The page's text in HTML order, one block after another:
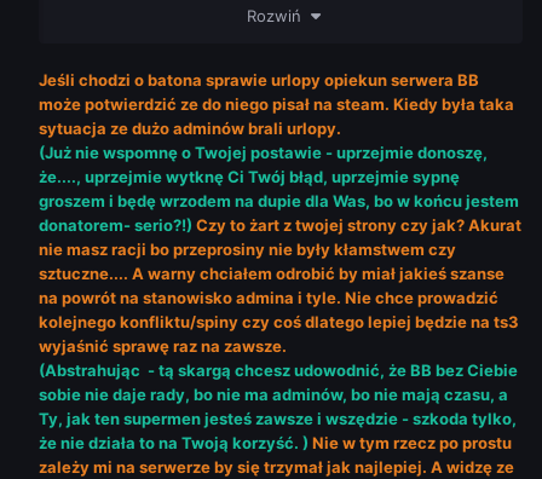
Już nie wspomnę o Twojej postawie - uprzejmie donoszę,
jestem donatorem- serio?!
Dziwie Ci się, że Ty chcesz być na tak randomowej sieci
jak LUZownia, przecież sam pisałeś że my to be, najgorsi i
dziw, że Albert tu chce tkwić, więc napiszę to z czym inni
się hamują - nie podoba Ci się sieć to ją zmień, nikt Ci nie
karze wykupywać swoich grzechów *pinionszkami* ani
sztucznymi przeprosinami.
Abstrahując - tą skargą chcesz udowodnić, że BB bez
Ciebie sobie nie daje rady, bo nie ma adminów, bo nie
mają czasu, a Ty, jak ten supermen jesteś zawsze i
wszędzie - szkoda tylko, że nie działa to na Twoją
korzyść.
Reasumując - nim w kogoś rzucisz kamień, lecąc do Luza
na skargę, spójrz w lustro i zastanów się czy Ty i Twoje
sumienie jesteście czyści do cna.
Rozwiń
Jeśli chodzi o batona sprawie urlopy opiekun serwera BB
może potwierdzić ze do niego pisał na steam. Kiedy była taka
sytuacja ze dużo adminów brali urlopy.
(Już nie wspomnę o Twojej postawie - uprzejmie donoszę,
że...., uprzejmie wytknę Ci Twój błąd, uprzejmie sypnę
groszem i będę wrzodem na dupie dla Was, bo w końcu jestem
donatorem- serio?!) Czy to żart z twojej strony czy jak? Akurat
nie masz racji bo przeprosiny nie były kłamstwem czy
sztuczne.... A warny chciałem odrobić by miał jakieś szanse
na powrót na stanowisko admina i tyle. Nie chce prowadzić
kolejnego konfliktu/spiny czy coś dlatego lepiej będzie na ts3
wyjaśnić sprawę raz na zawsze.
(Abstrahując - tą skargą chcesz udowodnić, że BB bez Ciebie
sobie nie daje rady, bo nie ma adminów, bo nie mają czasu, a
Ty, jak ten supermen jesteś zawsze i wszędzie - szkoda tylko,
że nie działa to na Twoją korzyść. ) Nie w tym rzecz po prostu
zależy mi na serwerze by się trzymał jak najlepiej. A widzę ze